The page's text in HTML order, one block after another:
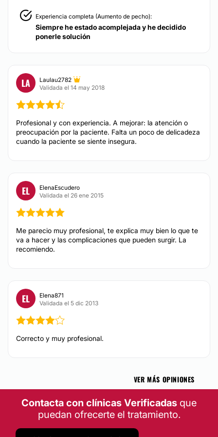
Peeling
Drenaje linfático
Mesoterapia
Depilación láser
BLEFAROPLASTIA
Resultados espectaculares con tecnología láser para
la extracción de bolsas de grasa en párpados
CONTACTAR
AUMENTO LABIOS
Para mejorar el volumen labial realizamos técnicas de
CONTACTAR
AUMENTO DE PECHO
nuestras cirugías con inyección de grasa para un
CONTACTAR
Experiencia completa (Aumento de pecho):
Siempre he estado acomplejada y he decidido
ponerle solución
LA
Laulau2782
Validada el 14 may 2018
Profesional y con experiencia. A mejorar: la atención o
preocupación por la paciente. Falta un poco de delicadeza
cuando la paciente se siente insegura.
EL
ElenaEscudero
Validada el 26 ene 2015
Me parecio muy profesional, te explica muy bien lo que te
va a hacer y las complicaciones que pueden surgir. La
recomiendo.
EL
Elena871
Validada el 5 dic 2013
Correcto y muy profesional.
VER MÁS OPINIONES
Contacta con clínicas Verificadas que
puedan ofrecerte el tratamiento.